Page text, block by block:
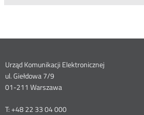
Dane
kontaktowe
Urząd Komunikacji Elektronicznej
ul. Giełdowa 7/9
01-211 Warszawa
T: +48 22 33 04 000